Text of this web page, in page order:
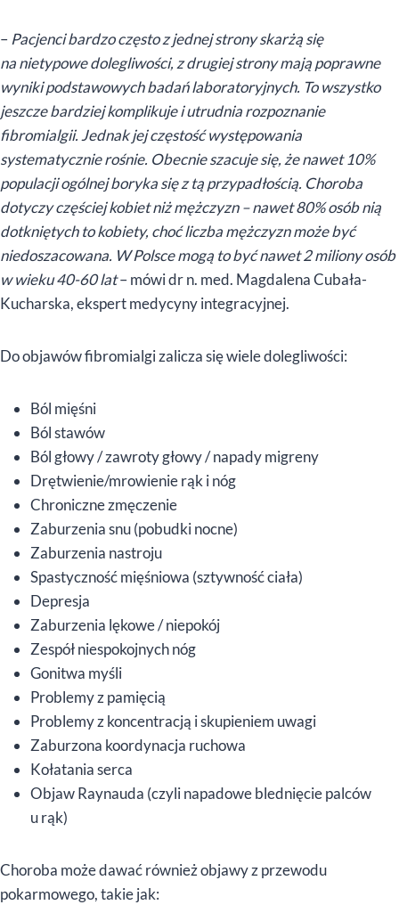
– Pacjenci bardzo często z jednej strony skarżą się
na nietypowe dolegliwości, z drugiej strony mają poprawne
wyniki podstawowych badań laboratoryjnych. To wszystko
jeszcze bardziej komplikuje i utrudnia rozpoznanie
fibromialgii. Jednak jej częstość występowania
systematycznie rośnie. Obecnie szacuje się, że nawet 10%
populacji ogólnej boryka się z tą przypadłością. Choroba
dotyczy częściej kobiet niż mężczyzn – nawet 80% osób nią
dotkniętych to kobiety, choć liczba mężczyzn może być
niedoszacowana. W Polsce mogą to być nawet 2 miliony osób
w wieku 40-60 lat– mówi dr n. med. Magdalena Cubała-
Kucharska, ekspert medycyny integracyjnej.
Do objawów fibromialgi zalicza się wiele dolegliwości:
Ból mięśni
Ból stawów
Ból głowy / zawroty głowy / napady migreny
Drętwienie/mrowienie rąk i nóg
Chroniczne zmęczenie
Zaburzenia snu (pobudki nocne)
Zaburzenia nastroju
Spastyczność mięśniowa (sztywność ciała)
Depresja
Zaburzenia lękowe / niepokój
Zespół niespokojnych nóg
Gonitwa myśli
Problemy z pamięcią
Problemy z koncentracją i skupieniem uwagi
Zaburzona koordynacja ruchowa
Kołatania serca
Objaw Raynauda (czyli napadowe blednięcie palców
u rąk)
Choroba może dawać również objawy z przewodu
pokarmowego, takie jak: